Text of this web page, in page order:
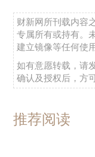
财新网所刊载内容
专属所有或持有。
建立镜像等任何使用
如有意愿转载，请
确认及授权后，方
推荐阅读